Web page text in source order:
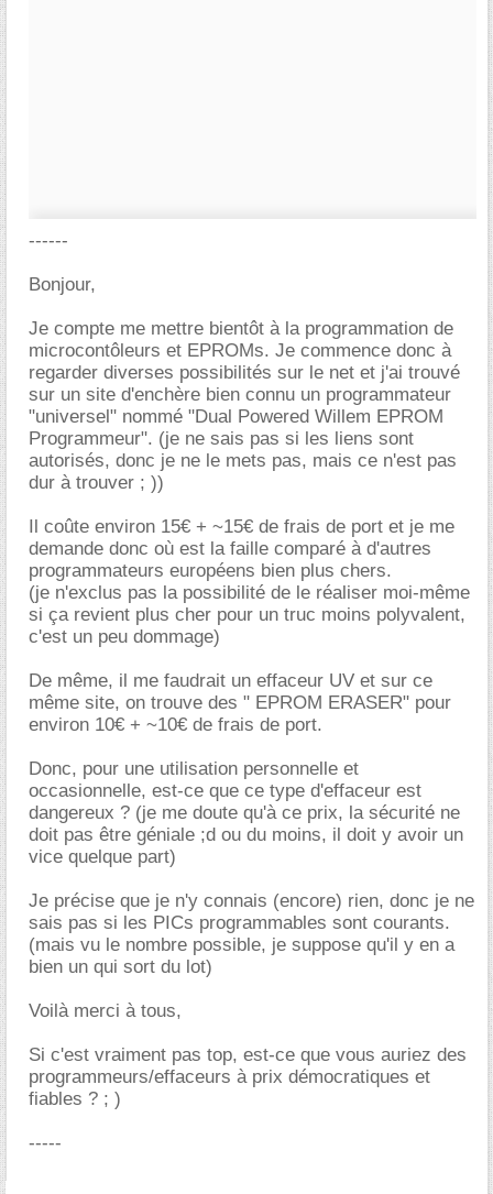
------
Bonjour,
Je compte me mettre bientôt à la programmation de
microcontôleurs et EPROMs. Je commence donc à
regarder diverses possibilités sur le net et j'ai trouvé
sur un site d'enchère bien connu un programmateur
"universel" nommé "Dual Powered Willem EPROM
Programmeur". (je ne sais pas si les liens sont
autorisés, donc je ne le mets pas, mais ce n'est pas
dur à trouver ; ))
Il coûte environ 15€ + ~15€ de frais de port et je me
demande donc où est la faille comparé à d'autres
programmateurs européens bien plus chers.
(je n'exclus pas la possibilité de le réaliser moi-même
si ça revient plus cher pour un truc moins polyvalent,
c'est un peu dommage)
De même, il me faudrait un effaceur UV et sur ce
même site, on trouve des " EPROM ERASER" pour
environ 10€ + ~10€ de frais de port.
Donc, pour une utilisation personnelle et
occasionnelle, est-ce que ce type d'effaceur est
dangereux ? (je me doute qu'à ce prix, la sécurité ne
doit pas être géniale ;d ou du moins, il doit y avoir un
vice quelque part)
Je précise que je n'y connais (encore) rien, donc je ne
sais pas si les PICs programmables sont courants.
(mais vu le nombre possible, je suppose qu'il y en a
bien un qui sort du lot)
Voilà merci à tous,
Si c'est vraiment pas top, est-ce que vous auriez des
programmeurs/effaceurs à prix démocratiques et
fiables ? ; )
-----